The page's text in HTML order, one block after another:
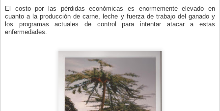
El costo por las pérdidas económicas es enormemente elevado en
cuanto a la producción de carne, leche y fuerza de trabajo del ganado y
los programas actuales de control para intentar atacar a estas
enfermedades.